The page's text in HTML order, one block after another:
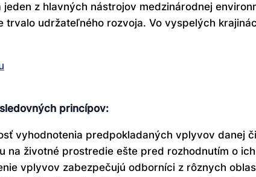
jeden z hlavných nástrojov medzinárodnej
trvalo udržateľného rozvoja. Vo vyspelých
princípov:
vyhodnotenia predpokladaných vplyvov danej
na životné prostredie ešte pred rozhodnutím o
vplyvov zabezpečujú odborníci z rôznych